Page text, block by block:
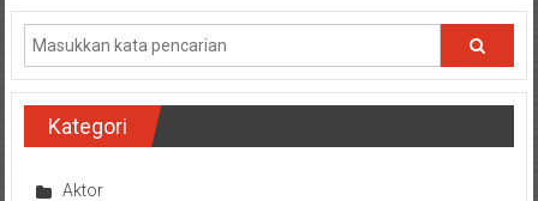
Kategori
Aktor